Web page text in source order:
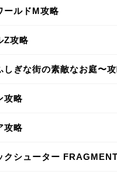
ールドM攻略
Z攻略
しぎな街の素敵なお庭〜
攻略
攻略
シューター